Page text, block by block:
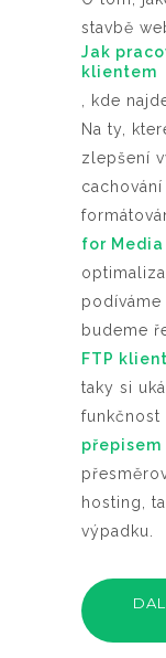
stavbě
Jak
klientem
, kde
Na ty,
zlepšení
cachování
for
podíváme
budeme
FTP
taky si
funkčnost
přepisem
hosting,
výpadku.